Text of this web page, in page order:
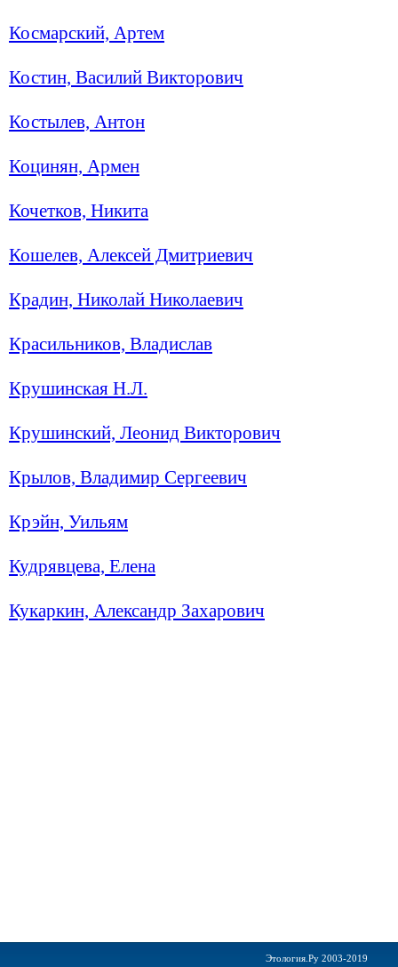
Космарский, Артем
Костин, Василий Викторович
Костылев, Антон
Коцинян, Армен
Кочетков, Никита
Кошелев, Алексей Дмитриевич
Крадин, Николай Николаевич
Красильников, Владислав
Крушинская Н.Л.
Крушинский, Леонид Викторович
Крылов, Владимир Сергеевич
Крэйн, Уильям
Кудрявцева, Елена
Кукаркин, Александр Захарович
Этология.Ру 2003-2019